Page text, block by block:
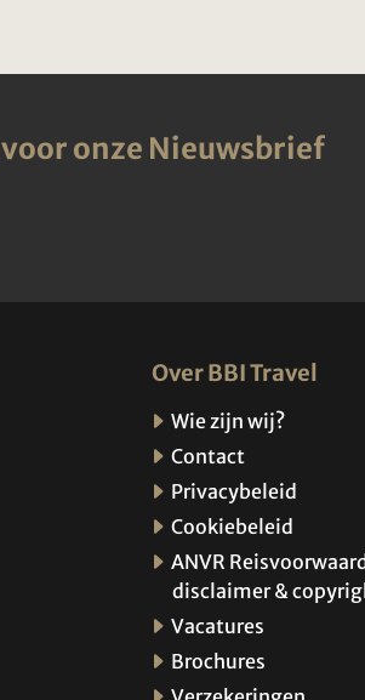
onze Nieuwsbrief
Over BBI Travel
Wie zijn wij?
Contact
Privacybeleid
Cookiebeleid
ANVR
disclaimer &
Vacatures
Brochures